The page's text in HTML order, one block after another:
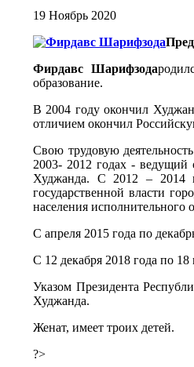
19 Ноябрь 2020
Фирдавс Шарифзода
образование.
В 2004 году окончил
отличием окончил
Свою трудовую
2003- 2012 годах - ведущий
Худжанда. С 2012 – 2014
государственной власти
населения исполнительного
С апреля 2015 года по
С 12 декабря 2018 года по 18
Указом Президента
Худжанда.
Женат, имеет троих детей.
?>